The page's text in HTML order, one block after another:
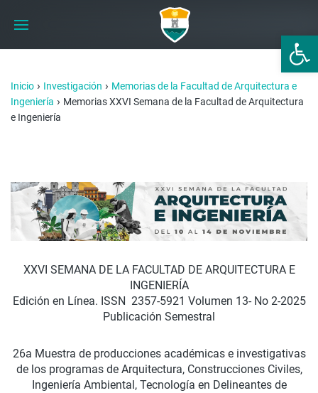
Abrir
Inicio › Investigación › Memorias de la Facultad de Arquitectura e
Ingeniería › Memorias XXVI Semana de la Facultad de Arquitectura
e Ingeniería
XXVI SEMANA DE LA FACULTAD DE ARQUITECTURA E
INGENIERÍA
Edición en Línea. ISSN 2357-5921 Volumen 13- No 2-2025
Publicación Semestral
26a Muestra de producciones académicas e investigativas
de los programas de Arquitectura, Construcciones Civiles,
Ingeniería Ambiental, Tecnología en Delineantes de